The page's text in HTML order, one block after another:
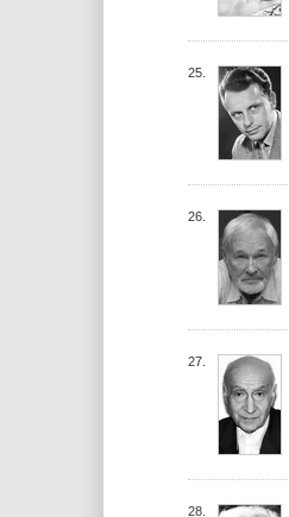
25.
26.
27.
28.